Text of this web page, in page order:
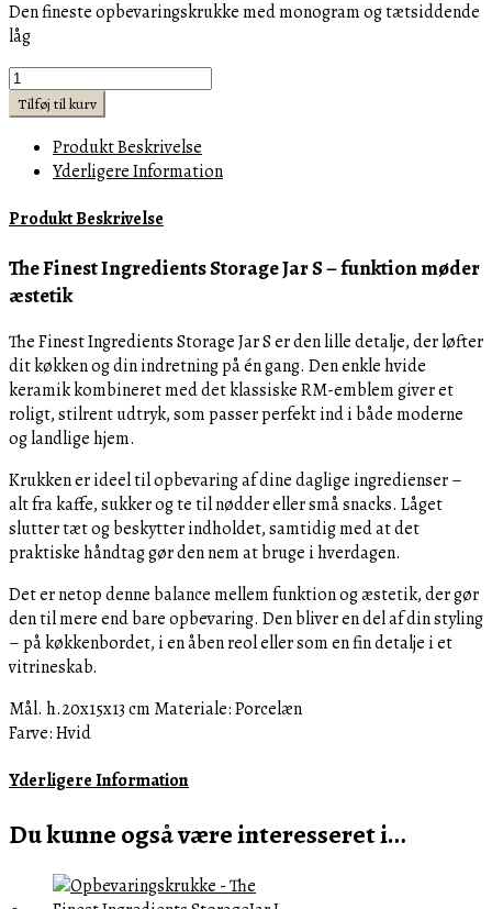
Den fineste opbevaringskrukke med monogram og tætsiddende
låg
Opbevaringskrukke
The
Finest
Ingredients
S
Tilføj til kurv
Produkt Beskrivelse
Yderligere Information
Produkt Beskrivelse
The Finest Ingredients Storage Jar S – funktion møder
æstetik
The Finest Ingredients Storage Jar S er den lille detalje, der løfter
dit køkken og din indretning på én gang. Den enkle hvide
keramik kombineret med det klassiske RM-emblem giver et
roligt, stilrent udtryk, som passer perfekt ind i både moderne
og landlige hjem.
Krukken er ideel til opbevaring af dine daglige ingredienser –
alt fra kaffe, sukker og te til nødder eller små snacks. Låget
slutter tæt og beskytter indholdet, samtidig med at det
praktiske håndtag gør den nem at bruge i hverdagen.
Det er netop denne balance mellem funktion og æstetik, der gør
den til mere end bare opbevaring. Den bliver en del af din styling
– på køkkenbordet, i en åben reol eller som en fin detalje i et
vitrineskab.
Mål. h.20x15x13 cm Materiale: Porcelæn
Farve: Hvid
Yderligere Information
Du kunne også være interesseret i…